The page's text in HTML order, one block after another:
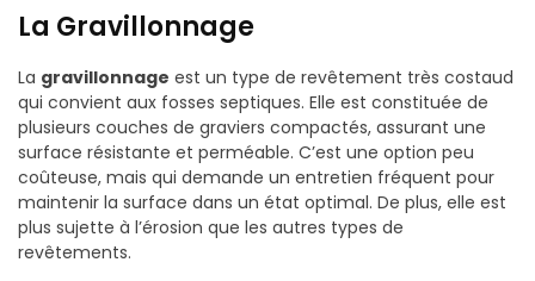
La Gravillonnage
La gravillonnage est un type de revêtement très costaud
qui convient aux fosses septiques. Elle est constituée de
plusieurs couches de graviers compactés, assurant une
surface résistante et perméable. C’est une option peu
coûteuse, mais qui demande un entretien fréquent pour
maintenir la surface dans un état optimal. De plus, elle est
plus sujette à l’érosion que les autres types de
revêtements.